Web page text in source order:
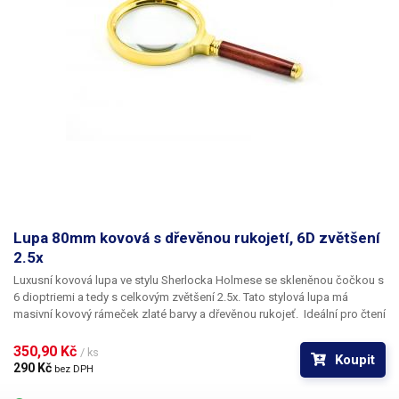
Lupa 80mm kovová s dřevěnou rukojetí, 6D zvětšení
2.5x
Luxusní kovová lupa ve stylu Sherlocka Holmese se skleněnou čočkou s
6 dioptriemi a tedy s celkovým zvětšení 2.5x. Tato stylová lupa má
masivní kovový rámeček zlaté barvy a dřevěnou rukojeť. Ideální pro čtení
(s rámečkem) Váha: 166g
350,90 Kč / ks
290 Kč bez DPH
Koupit